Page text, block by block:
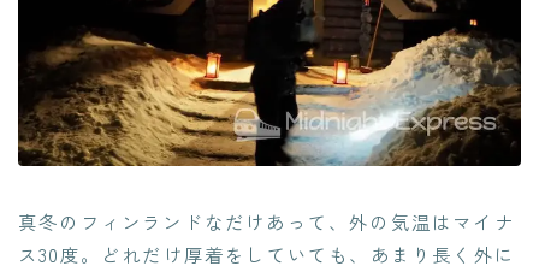
真冬のフィンランドなだけあって、外の気温はマイナ
ス30度。どれだけ厚着をしていても、あまり長く外に